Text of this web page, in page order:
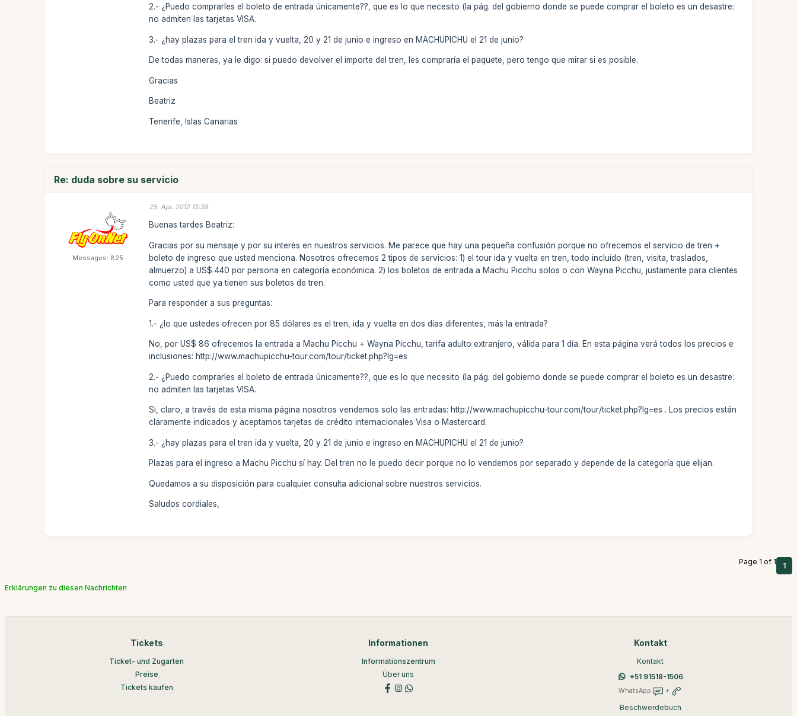
2.- ¿Puedo comprarles el boleto de entrada únicamente??, que es lo que necesito (la pág. del gobierno donde se puede comprar el boleto es un desastre:
no admiten las tarjetas VISA.
3.- ¿hay plazas para el tren ida y vuelta, 20 y 21 de junio e ingreso en MACHUPICHU el 21 de junio?
De todas maneras, ya le digo: si puedo devolver el importe del tren, les compraría el paquete, pero tengo que mirar si es posible.
Gracias
Beatriz
Tenerife, Islas Canarias
Re: duda sobre su servicio
Messages: 825
25. Apr. 2012 13:38
Buenas tardes Beatriz:
Gracias por su mensaje y por su interés en nuestros servicios. Me parece que hay una pequeña confusión porque no ofrecemos el servicio de tren +
boleto de ingreso que usted menciona. Nosotros ofrecemos 2 tipos de servicios: 1) el tour ida y vuelta en tren, todo incluido (tren, visita, traslados,
almuerzo) a US$ 440 por persona en categoría económica. 2) los boletos de entrada a Machu Picchu solos o con Wayna Picchu, justamente para clientes
como usted que ya tienen sus boletos de tren.
Para responder a sus preguntas:
1.- ¿lo que ustedes ofrecen por 85 dólares es el tren, ida y vuelta en dos días diferentes, más la entrada?
No, por US$ 86 ofrecemos la entrada a Machu Picchu + Wayna Picchu, tarifa adulto extranjero, válida para 1 día. En esta página verá todos los precios e
inclusiones: http://www.machupicchu-tour.com/tour/ticket.php?lg=es
2.- ¿Puedo comprarles el boleto de entrada únicamente??, que es lo que necesito (la pág. del gobierno donde se puede comprar el boleto es un desastre:
no admiten las tarjetas VISA.
Si, claro, a través de esta misma página nosotros vendemos solo las entradas: http://www.machupicchu-tour.com/tour/ticket.php?lg=es . Los precios están
claramente indicados y aceptamos tarjetas de crédito internacionales Visa o Mastercard.
3.- ¿hay plazas para el tren ida y vuelta, 20 y 21 de junio e ingreso en MACHUPICHU el 21 de junio?
Plazas para el ingreso a Machu Picchu sí hay. Del tren no le puedo decir porque no lo vendemos por separado y depende de la categoría que elijan.
Quedamos a su disposición para cualquier consulta adicional sobre nuestros servicios.
Saludos cordiales,
Page 1 of 1 1
Erklärungen zu diesen Nachrichten
Tickets
Ticket- und Zugarten
Preise
Tickets kaufen
Informationen
Informationszentrum
Über uns
Kontakt
Kontakt
+51 91518-1506
WhatsApp +
Beschwerdebuch